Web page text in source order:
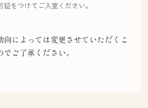
をつけてご入室ください。
向によっては変更させていただくこ
でご了承ください。